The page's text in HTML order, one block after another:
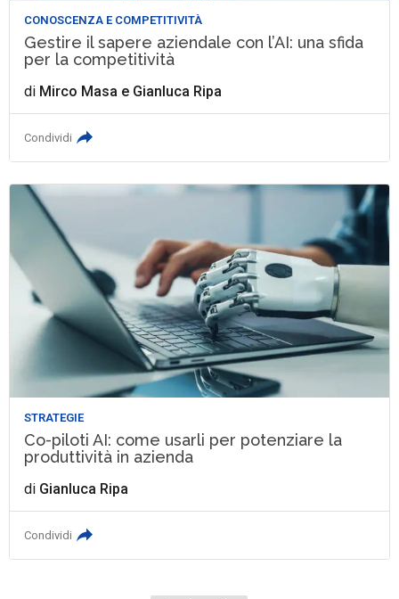
CONOSCENZA E COMPETITIVITÀ
Gestire il sapere aziendale con l’AI: una sfida
per la competitività
di Mirco Masa e Gianluca Ripa
Condividi
STRATEGIE
Co-piloti AI: come usarli per potenziare la
produttività in azienda
di Gianluca Ripa
Condividi